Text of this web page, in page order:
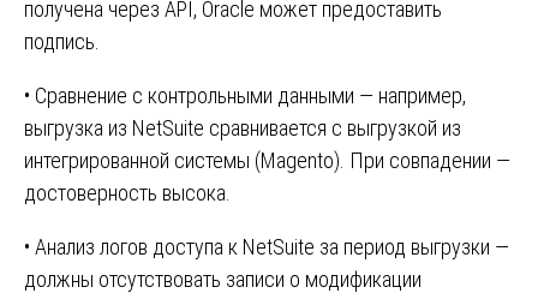
получена через API, Oracle может предоставить
подпись.
• Сравнение с контрольными данными — например,
выгрузка из NetSuite сравнивается с выгрузкой из
интегрированной системы (Magento). При совпадении —
достоверность высока.
• Анализ логов доступа к NetSuite за период выгрузки —
должны отсутствовать записи о модификации